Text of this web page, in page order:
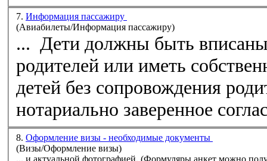
7. Информация пассажиру
(Aвиабилеты/Информация пассажиру)
... Дети должны быть
родителей или иметь
детей без сопровождения
нотариально заверенное
8.
Оформление визы - необходимые документы
(Визы/Оформление визы)
... и актуальной фотографией. (Формуляры анкет можно